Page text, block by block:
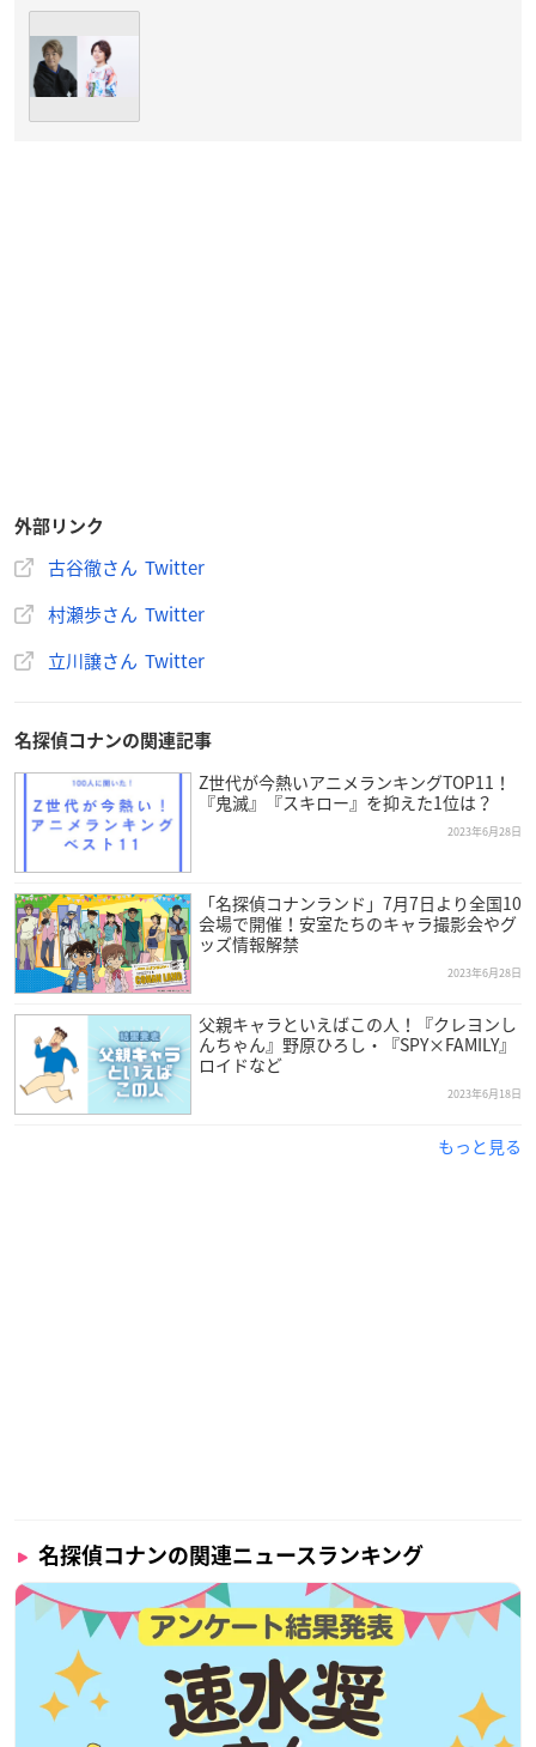
外部リンク
古谷徹さん Twitter
村瀬歩さん Twitter
立川譲さん Twitter
名探偵コナンの関連記事
Z世代が今熱いアニメランキングTOP11！
『鬼滅』『スキロー』を抑えた1位は？
2023年6月28日
「名探偵コナンランド」7月7日より全国10
会場で開催！安室たちのキャラ撮影会やグ
ッズ情報解禁
2023年6月28日
父親キャラといえばこの人！『クレヨンし
んちゃん』野原ひろし・『SPY×FAMILY』
ロイドなど
2023年6月18日
もっと見る
名探偵コナンの関連ニュースランキング